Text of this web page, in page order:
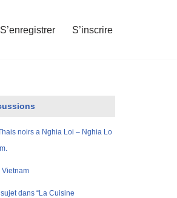
S’enregistrer S’inscrire
noirs a Nghia Loi – Nghia Lo
Vietnam
dans “La Cuisine